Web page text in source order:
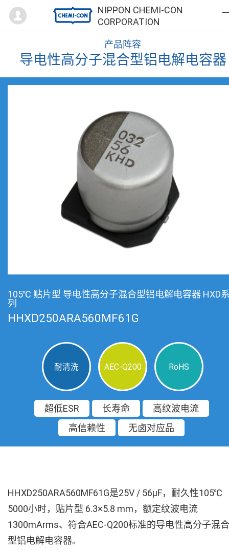
NIPPON CHEMI-CON
CORPORATION
Mypage
产品阵容
导电性高分子混合型铝电解电容器
105℃ 贴片型 导电性高分子混合型铝电解电容器 HXD
列
HHXD250ARA560MF61G
耐清洗 AEC-Q200 RoHS
超低ESR 长寿命
高纹波电流
高信赖性
无卤对应品
HHXD250ARA560MF61G是25V / 56µF，耐久性105℃
5000小时，贴片型 6.3×5.8 mm，额定纹波电流
1300mArms、符合AEC-Q200标准的导电性高分子混合
型铝电解电容器。